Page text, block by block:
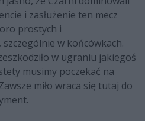
i zasłużenie ten mecz
prostych i
szczególnie w końcówkach.
w ugraniu jakiegoś
musimy poczekać na
miło wraca się tutaj do